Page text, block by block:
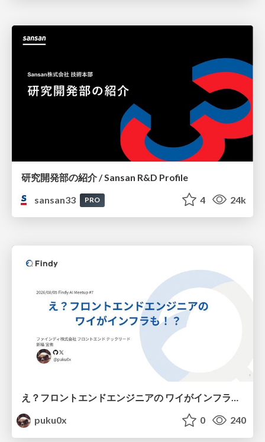
研究開発部の紹介 / Sansan R&D Profile
sansan33
PRO 4 24k
え？フロントエンドエンジニアの ワイがインフラも！？
puku0x
0 240